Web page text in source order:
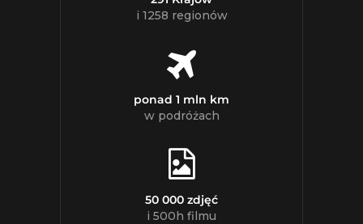
i 1258 regionów
ponad 1 mln km
w podróżach
50 000 zdjęć
i 500h filmu